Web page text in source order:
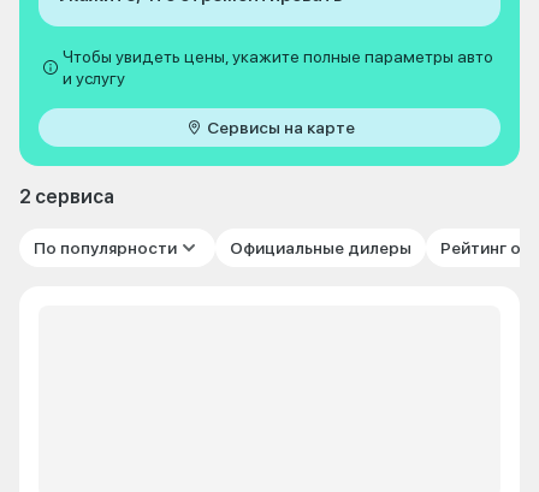
Чтобы увидеть цены, укажите полные параметры авто
и услугу
Сервисы на карте
2 сервиса
По популярности Официальные дилеры Рейтинг